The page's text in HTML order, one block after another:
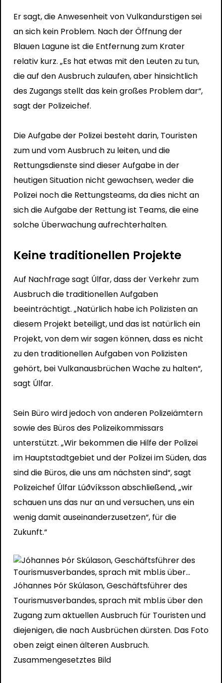
Er sagt, die Anwesenheit von Vulkandurstigen sei
an sich kein Problem. Nach der Öffnung der
Blauen Lagune ist die Entfernung zum Krater
relativ kurz. „Es hat etwas mit den Leuten zu tun,
die auf den Ausbruch zulaufen, aber hinsichtlich
des Zugangs stellt das kein großes Problem dar“,
sagt der Polizeichef.
Die Aufgabe der Polizei besteht darin, Touristen
zum und vom Ausbruch zu leiten, und die
Rettungsdienste sind dieser Aufgabe in der
heutigen Situation nicht gewachsen, weder die
Polizei noch die Rettungsteams, da dies nicht an
sich die Aufgabe der Rettung ist Teams, die eine
solche Überwachung aufrechterhalten.
Keine traditionellen Projekte
Auf Nachfrage sagt Úlfar, dass der Verkehr zum
Ausbruch die traditionellen Aufgaben
beeinträchtigt. „Natürlich habe ich Polizisten an
diesem Projekt beteiligt, und das ist natürlich ein
Projekt, von dem wir sagen können, dass es nicht
zu den traditionellen Aufgaben von Polizisten
gehört, bei Vulkanausbrüchen Wache zu halten“,
sagt Úlfar.
Sein Büro wird jedoch von anderen Polizeiämtern
sowie des Büros des Polizeikommissars
unterstützt. „Wir bekommen die Hilfe der Polizei
im Hauptstadtgebiet und der Polizei im Süden, das
sind die Büros, die uns am nächsten sind“, sagt
Polizeichef Úlfar Lúðvíksson abschließend, „wir
schauen uns das nur an und versuchen, uns ein
wenig damit auseinanderzusetzen“, für die
Zukunft.“
Jóhannes Þór Skúlason, Geschäftsführer des
Tourismusverbandes, sprach mit mbl.is über den
Zugang zum aktuellen Ausbruch für Touristen und
diejenigen, die nach Ausbrüchen dürsten. Das Foto
oben zeigt einen älteren Ausbruch.
Zusammengesetztes Bild